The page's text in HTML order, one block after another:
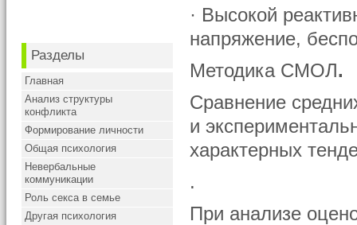
Разделы
Главная
Анализ структуры
конфликта
Формирование личности
Общая психология
Невербальные
коммуникации
Роль секса в семье
Другая психология
· Высокой
напряжение,
Методика СМОЛ.
Сравнение
и
характерных
.
При анализе